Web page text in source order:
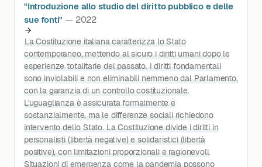
"Introduzione allo studio del diritto pubblico e delle
sue fonti" — 2022
La Costituzione italiana caratterizza lo Stato
contemporaneo, mettendo al sicuro i diritti umani dopo le
esperienze totalitarie del passato. I diritti fondamentali
sono inviolabili e non eliminabili nemmeno dal Parlamento,
con la garanzia di un controllo costituzionale.
L'uguaglianza è assicurata formalmente e
sostanzialmente, ma le differenze sociali richiedono
intervento dello Stato. La Costituzione divide i diritti in
personalisti (libertà negative) e solidaristici (libertà
positive), con limitazioni proporzionali e ragionevoli.
Situazioni di emergenza come la pandemia possono